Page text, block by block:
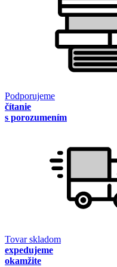
Podporujeme
čítanie
s porozumením
Tovar skladom
expedujeme
okamžite